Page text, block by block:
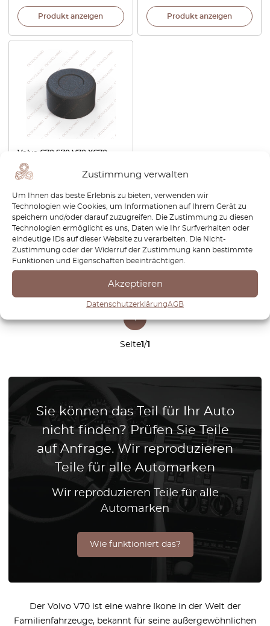
Zustimmung verwalten
Um Ihnen das beste Erlebnis zu bieten, verwenden wir
Technologien wie Cookies, um Informationen auf Ihrem Gerät zu
speichern und/oder darauf zuzugreifen. Die Zustimmung zu diesen
Technologien ermöglicht es uns, Daten wie Ihr Surfverhalten oder
eindeutige IDs auf dieser Website zu verarbeiten. Die Nicht-
Zustimmung oder der Widerruf der Zustimmung kann bestimmte
Funktionen und Eigenschaften beeinträchtigen.
Akzeptieren
DatenschutzerklärungAGB
Produkt anzeigen Produkt anzeigen
Volvo C70 S70 V70 XC70
Radioknopf Lautstärkeregler
Einschaltknopf Schwarz
€34,80
Produkt anzeigen
Seite1/1
1
Sie können das Teil für Ihr Auto
nicht finden? Prüfen Sie Teile
auf Anfrage. Wir reproduzieren
Teile für alle Automarken
Wir reproduzieren Teile für alle
Automarken
Wie funktioniert das?
Der Volvo V70 ist eine wahre Ikone in der Welt der
Familienfahrzeuge, bekannt für seine außergewöhnlichen